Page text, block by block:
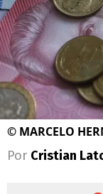
© MARCELO
Por Cristian